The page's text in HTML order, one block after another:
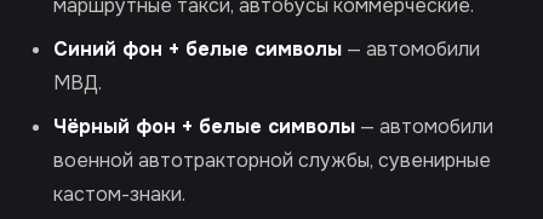
маршрутные такси, автобусы коммерческие.
Синий фон + белые символы — автомобили
МВД.
Чёрный фон + белые символы — автомобили
военной автотракторной службы, сувенирные
кастом-знаки.